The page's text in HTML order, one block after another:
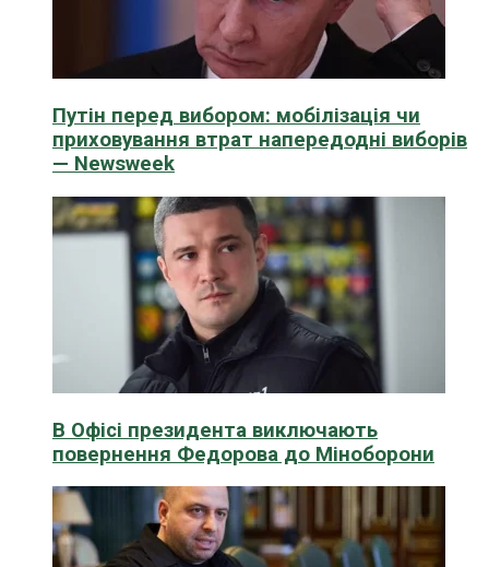
Путін перед вибором: мобілізація чи
приховування втрат напередодні виборів
— Newsweek
В Офісі президента виключають
повернення Федорова до Міноборони